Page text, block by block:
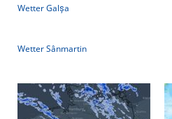
Wetter Galșa
Wetter Sânmartin